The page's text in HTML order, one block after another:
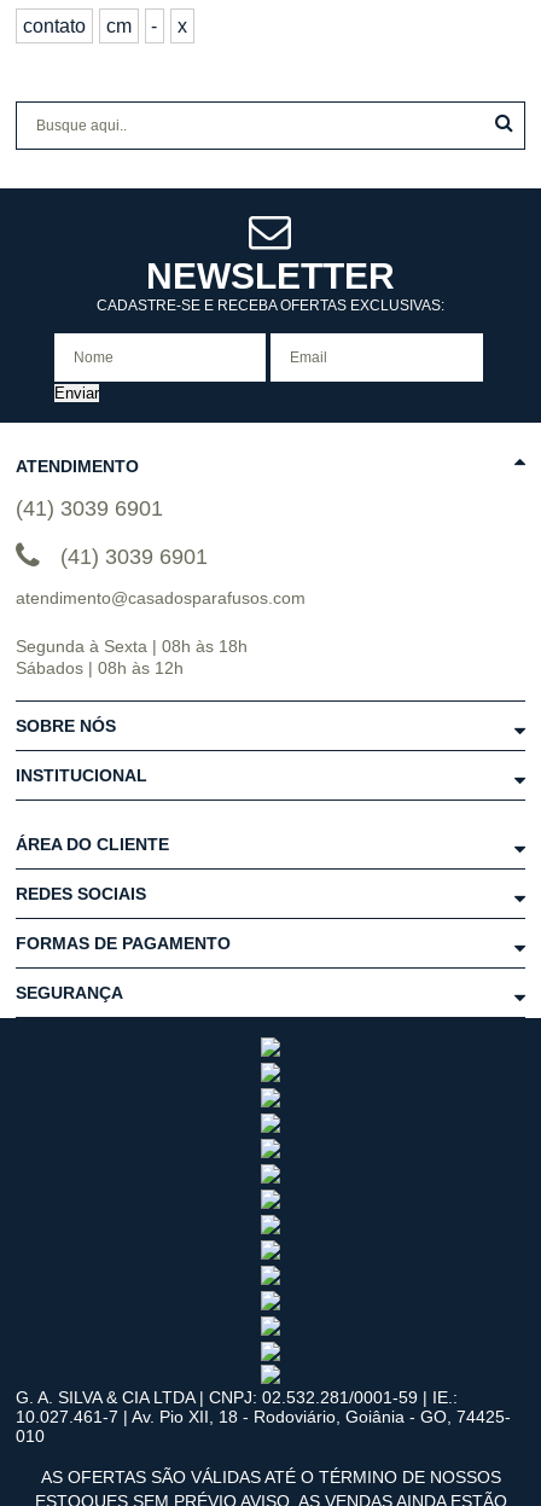
contato cm - x
NEWSLETTER
CADASTRE-SE E RECEBA OFERTAS EXCLUSIVAS:
Enviar
ATENDIMENTO
(41) 3039 6901
(41) 3039 6901
atendimento@casadosparafusos.com
Segunda à Sexta | 08h às 18h
Sábados | 08h às 12h
SOBRE NÓS
INSTITUCIONAL
ÁREA DO CLIENTE
REDES SOCIAIS
FORMAS DE PAGAMENTO
SEGURANÇA
G. A. SILVA & CIA LTDA | CNPJ: 02.532.281/0001-59 | IE.:
10.027.461-7 | Av. Pio XII, 18 - Rodoviário, Goiânia - GO, 74425-
010
AS OFERTAS SÃO VÁLIDAS ATÉ O TÉRMINO DE NOSSOS
ESTOQUES SEM PRÉVIO AVISO. AS VENDAS AINDA ESTÃO